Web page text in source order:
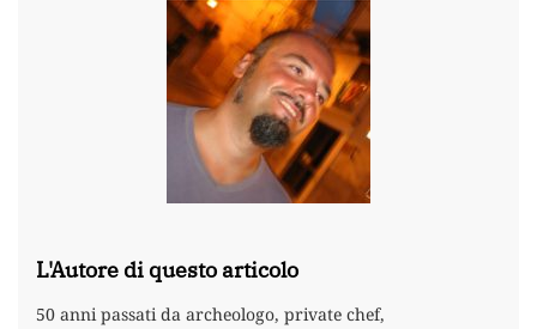
L'Autore di questo articolo
50 anni passati da archeologo, private chef,